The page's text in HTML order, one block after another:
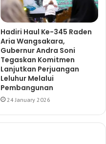
Hadiri Haul Ke-345 Raden
Aria Wangsakara,
Gubernur Andra Soni
Tegaskan Komitmen
Lanjutkan Perjuangan
Leluhur Melalui
Pembangunan
24 January 2026